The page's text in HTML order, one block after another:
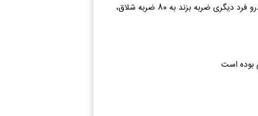
تخریب ماشین: اگر کسی در حالت مصرف مشروبات الکلی و مست بودن، به خودرو فرد دیگری ضربه بزند به 80 ضربه شلاق،
بوده است